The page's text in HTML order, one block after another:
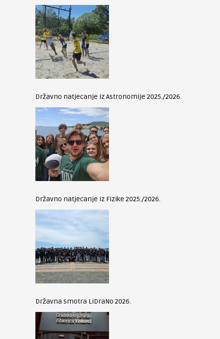
Državno natjecanje iz Astronomije 2025./2026.
Državno natjecanje iz Fizike 2025./2026.
Državna smotra LiDraNo 2026.